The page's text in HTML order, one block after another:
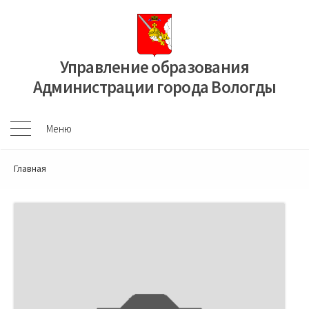
Управление образования
Администрации города Вологды
Меню
Меню
Главная